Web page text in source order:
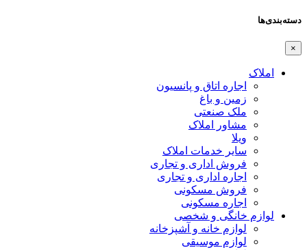
دسته‌بندی‌ها
×
املاک
اجاره اتاق و پانسیون
زمین و باغ
ملک صنعتی
مشاور املاک
ویلا
سایر خدمات املاک
فروش اداری و تجاری
اجاره اداری و تجاری
فروش مسکونی
اجاره مسکونی
لوازم خانگی و شخصی
لوازم خانه و آشپزخانه
لوازم موسیقی